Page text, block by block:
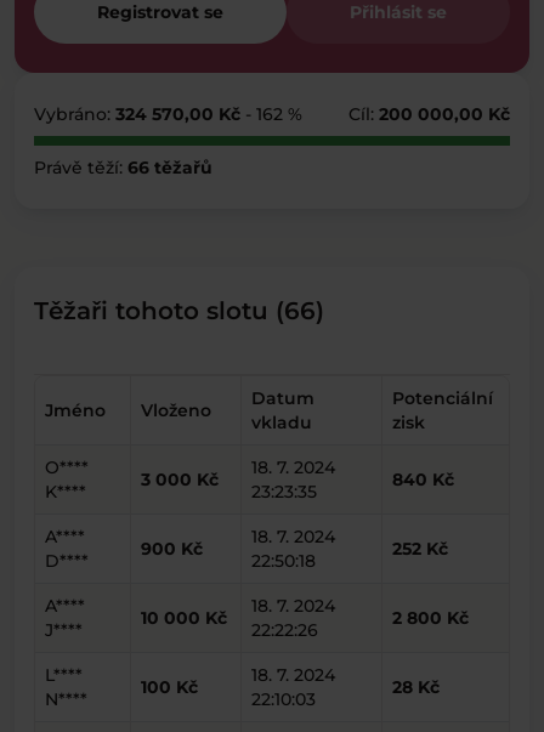
Registrovat se Přihlásit se
Vybráno: 324 570,00 Kč - 162 % Cíl: 200 000,00 Kč
Právě těží: 66 těžařů
Těžaři tohoto slotu (66)
Jméno Vloženo
Datum
vkladu
Potenciální
zisk
O****
K****
3 000 Kč
18. 7. 2024
23:23:35
840 Kč
A****
D****
900 Kč
18. 7. 2024
22:50:18
252 Kč
A****
J****
10 000 Kč
18. 7. 2024
22:22:26
2 800 Kč
L****
N****
100 Kč
18. 7. 2024
22:10:03
28 Kč